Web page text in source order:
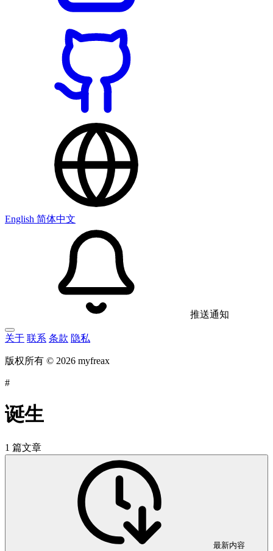
English 简体中文
推送通知
关于 联系 条款 隐私
版权所有 © 2026 myfreax
#
诞生
1 篇文章
最新内容